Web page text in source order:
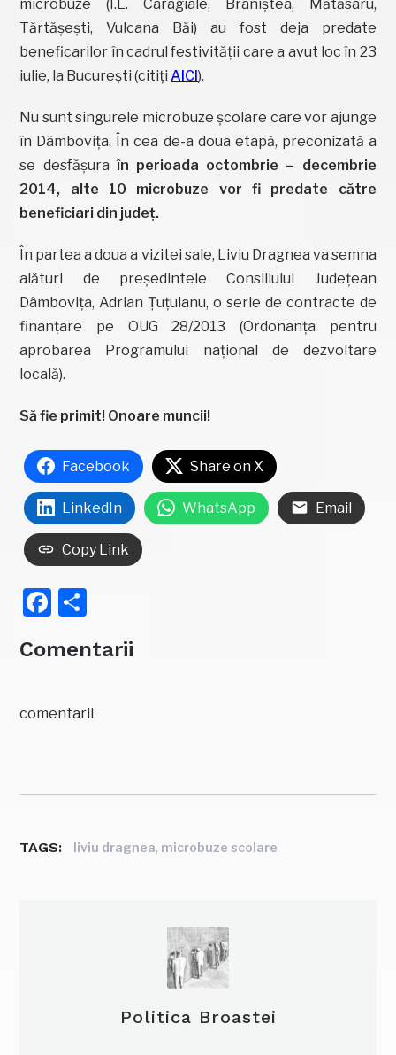
microbuze (I.L. Caragiale, Braniștea, Mătăsaru,
Tărtășești, Vulcana Băi) au fost deja predate
beneficarilor în cadrul festivității care a avut loc în 23
iulie, la București (citițiAICI).
Nu sunt singurele microbuze școlare care vor ajunge
în Dâmbovița. În cea de-a doua etapă, preconizată a
se desfășuraîn perioada octombrie – decembrie
2014, alte 10 microbuze vor fi predate către
beneficiari din județ.
În partea a doua a vizitei sale, Liviu Dragnea va semna
alături de președintele Consiliului Județean
Dâmbovița, Adrian Țuțuianu, o serie de contracte de
finanțare pe OUG 28/2013 (Ordonanța pentru
aprobarea Programului național de dezvoltare
locală).
Să fie primit! Onoare muncii!
Facebook Share on X
LinkedIn WhatsApp Email
Copy Link
Facebook
Comentarii
comentarii
TAGS: liviu dragnea, microbuze scolare
Politica Broastei